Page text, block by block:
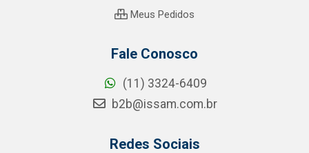
Meus Pedidos
Fale Conosco
(11) 3324-6409
b2b@issam.com.br
Redes Sociais